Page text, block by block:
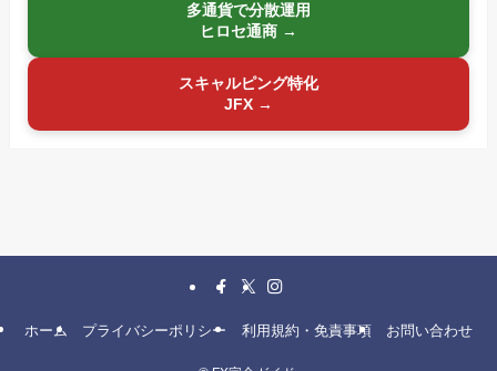
多通貨で分散運用
ヒロセ通商 →
スキャルピング特化
JFX →
ホーム プライバシーポリシー 利用規約・免責事項 お問い合わせ